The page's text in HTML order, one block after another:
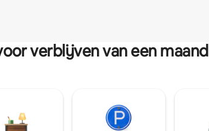
verblijven van een maand